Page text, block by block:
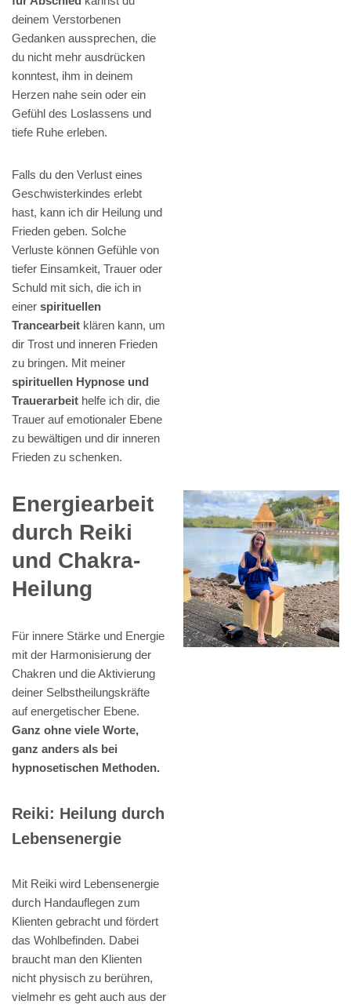
deinem Verstorbenen
Gedanken aussprechen, die
du nicht mehr ausdrücken
konntest, ihm in deinem
Herzen nahe sein oder ein
Gefühl des Loslassens und
tiefe Ruhe erleben.
Falls du den Verlust eines
Geschwisterkindes erlebt
hast, kann ich dir Heilung und
Frieden geben. Solche
Verluste können Gefühle von
tiefer Einsamkeit, Trauer oder
Schuld mit sich, die ich in
einer spirituellen
Trancearbeit klären kann, um
dir Trost und inneren Frieden
zu bringen. Mit meiner
spirituellen Hypnose und
Trauerarbeit helfe ich dir, die
Trauer auf emotionaler Ebene
zu bewältigen und dir inneren
Frieden zu schenken.
Energiearbeit
durch Reiki
und Chakra-
Heilung
Für innere Stärke und Energie
mit der Harmonisierung der
Chakren und die Aktivierung
deiner Selbstheilungskräfte
auf energetischer Ebene.
Ganz ohne viele Worte,
ganz anders als bei
hypnosetischen Methoden.
Reiki: Heilung durch
Lebensenergie
Mit Reiki wird Lebensenergie
durch Handauflegen zum
Klienten gebracht und fördert
das Wohlbefinden. Dabei
braucht man den Klienten
nicht physisch zu berühren,
vielmehr es geht auch aus der